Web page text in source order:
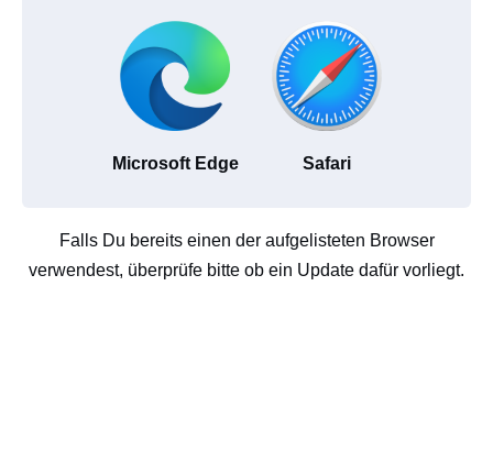
Microsoft Edge Safari
Falls Du bereits einen der aufgelisteten Browser
verwendest, überprüfe bitte ob ein Update dafür vorliegt.